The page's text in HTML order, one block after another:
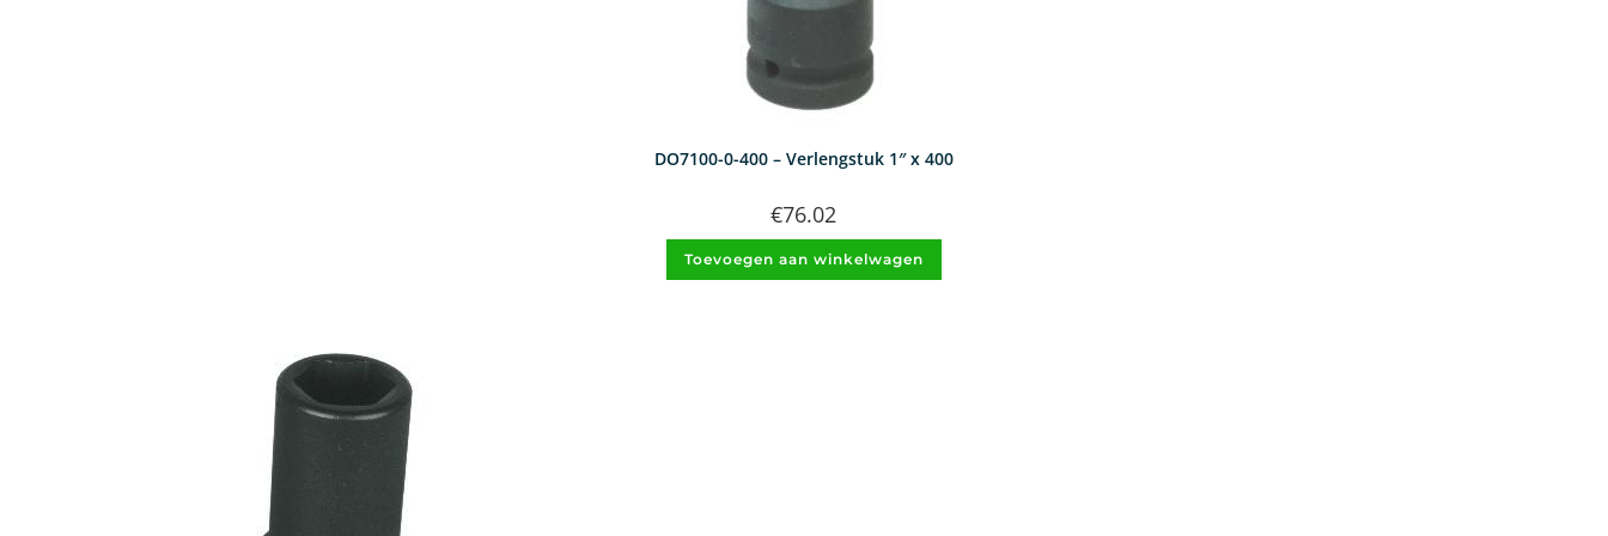
DO7100-0-400 – Verlengstuk 1″ x 400
€76.02
Toevoegen aan winkelwagen